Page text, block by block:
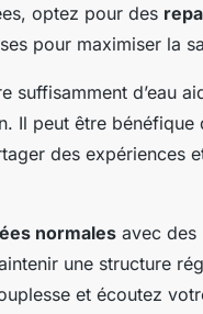
optez pour des
pour maximiser la
suffisamment d’eau
Il peut être
des expériences
normales avec des
une structure
et écoutez